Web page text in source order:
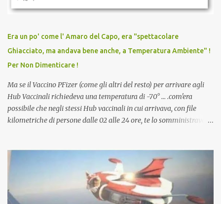
persona cattiva. Non avevamo mai visto un vaccino che minacci le
vaccino usato per minacciare i mezzi di sussistenza, il lavoro o la
scuola. Non avevamo mai visto un vaccino che permettesse a un
dodicenne di ignorare il consenso dei genitori. Dopo tutti i vaccini
che abbiamo elencato sopra...
Era un po' come l' Amaro del Capo, era "spettacolare
Ghiacciato, ma andava bene anche, a Temperatura Ambiente" !
Per Non Dimenticare !
Ma se il Vaccino PFizer (come gli altri del resto) per arrivare agli
Hub Vaccinali richiedeva una temperatura di -70° ... .com'era
possibile che negli stessi Hub vaccinali in cui arrivava, con file
kilometriche di persone dalle 02 alle 24 ore, te lo somministravano
Vaccino come: l' Amaro del Capo, era "spettacolare Ghiacciato, ma
andava bene anche, a Temperatura Ambiente"! Riproponiamo
l'articolo per NON Dimenticare!